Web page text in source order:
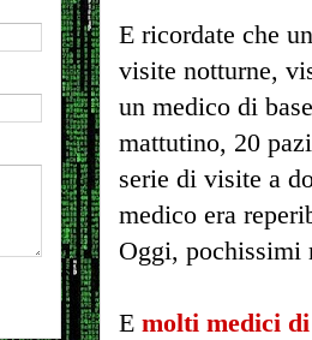
E ricordate che
visite notturne,
un medico di
mattutino, 20
serie di visite a
medico era
Oggi, pochissimi
E molti medici